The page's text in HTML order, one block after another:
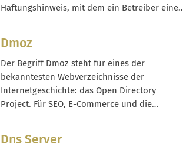
Haftungshinweis, mit dem ein Betreiber einer
Verantwortung begrenzt oder verdeutlicht.
Ein Disclaimer soll Missverständnisse
vermeiden und transparent zeigen, welche
Informationen rechtlich bindend sind und
welche nicht. Im deutschsprachigen...
Dmoz
Der Begriff Dmoz steht für eines der
bekanntesten Webverzeichnisse der
Internetgeschichte: das Open Directory
Project. Für SEO, E-Commerce und die
Dns Server